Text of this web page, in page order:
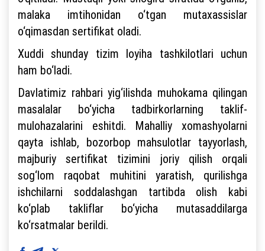
malaka imtihonidan o‘tgan mutaxassislar
o‘qimasdan sertifikat oladi.
Xuddi shunday tizim loyiha tashkilotlari uchun
ham bo‘ladi.
Davlatimiz rahbari yig‘ilishda muhokama qilingan
masalalar bo‘yicha tadbirkorlarning taklif-
mulohazalarini eshitdi. Mahalliy xomashyolarni
qayta ishlab, bozorbop mahsulotlar tayyorlash,
majburiy sertifikat tizimini joriy qilish orqali
sog‘lom raqobat muhitini yaratish, qurilishga
ishchilarni soddalashgan tartibda olish kabi
ko‘plab takliflar bo‘yicha mutasaddilarga
ko‘rsatmalar berildi.